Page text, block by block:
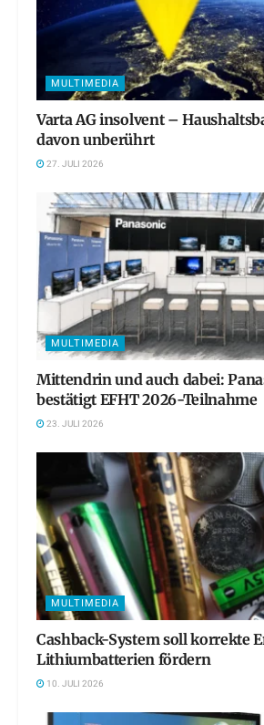
MULTIMEDIA
Varta AG insolvent –
davon unberührt
27. JULI 2026
MULTIMEDIA
Mittendrin und auch dabei:
bestätigt EFHT 2026-Teilnahme
23. JULI 2026
MULTIMEDIA
Cashback-System soll korrekte
Lithiumbatterien fördern
10. JULI 2026